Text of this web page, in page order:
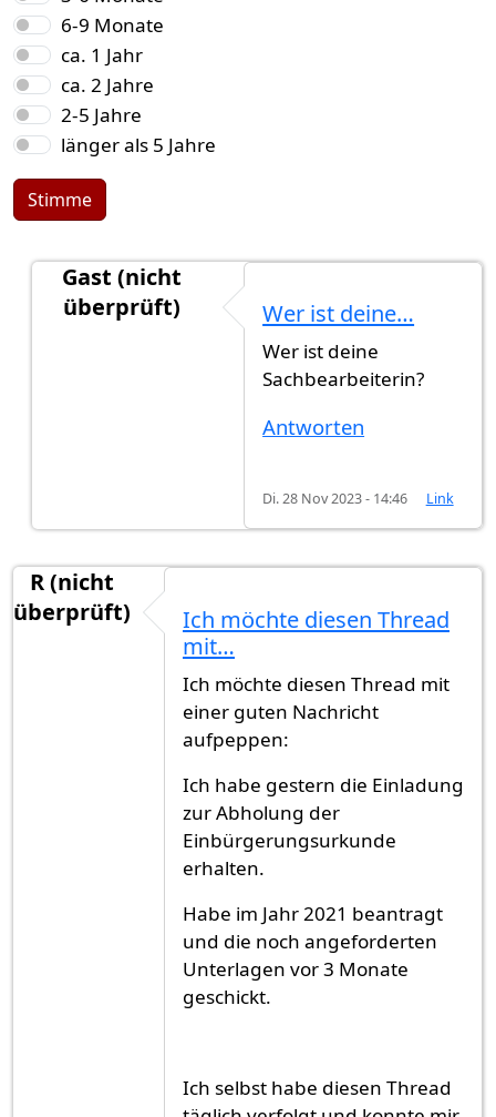
6-9 Monate
ca. 1 Jahr
ca. 2 Jahre
2-5 Jahre
länger als 5 Jahre
Stimme
Gast (nicht
überprüft)
Danke für die Antwort, ich…
Wer ist deine…
Wer ist deine
Sachbearbeiterin?
Antworten
Di. 28 Nov 2023 - 14:46 Link
R (nicht
überprüft)
Ich möchte diesen Thread
mit…
Ich möchte diesen Thread mit
einer guten Nachricht
aufpeppen:
Ich habe gestern die Einladung
zur Abholung der
Einbürgerungsurkunde
erhalten.
Habe im Jahr 2021 beantragt
und die noch angeforderten
Unterlagen vor 3 Monate
geschickt.
Ich selbst habe diesen Thread